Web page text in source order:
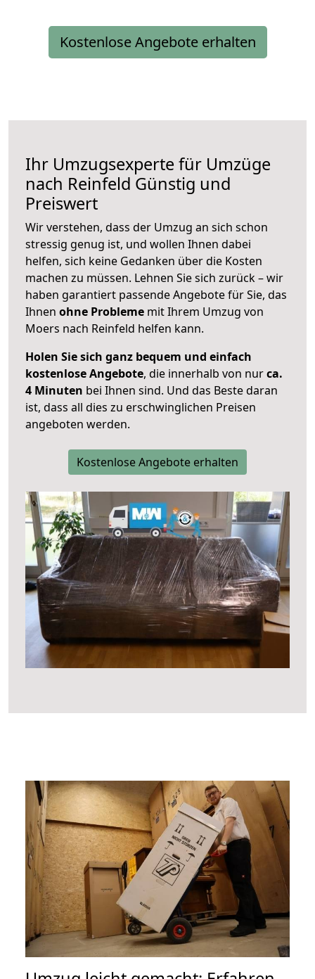
Kostenlose Angebote erhalten
Ihr Umzugsexperte für Umzüge
nach Reinfeld Günstig und
Preiswert
Wir verstehen, dass der Umzug an sich schon
stressig genug ist, und wollen Ihnen dabei
helfen, sich keine Gedanken über die Kosten
machen zu müssen. Lehnen Sie sich zurück – wir
haben garantiert passende Angebote für Sie, das
Ihnen ohne Probleme mit Ihrem Umzug von
Moers nach Reinfeld helfen kann.
Holen Sie sich ganz bequem und einfach
kostenlose Angebote, die innerhalb von nurca.
4 Minuten bei Ihnen sind. Und das Beste daran
ist, dass all dies zu erschwinglichen Preisen
angeboten werden.
Kostenlose Angebote erhalten